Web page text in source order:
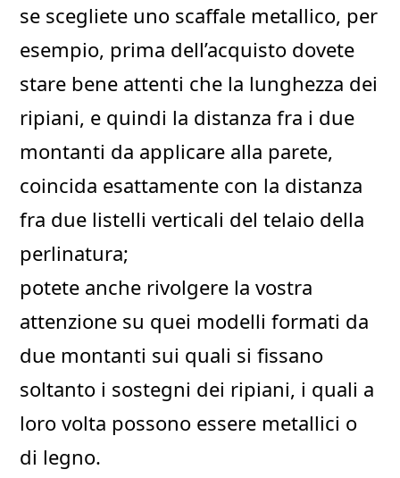
se scegliete uno scaffale metallico, per
esempio, prima dell’acquisto dovete
stare bene attenti che la lunghezza dei
ripiani, e quindi la distanza fra i due
montanti da applicare alla parete,
coincida esattamente con la distanza
fra due listelli verticali del telaio della
perlinatura;
potete anche rivolgere la vostra
attenzione su quei modelli formati da
due montanti sui quali si fissano
soltanto i sostegni dei ripiani, i quali a
loro volta possono essere metallici o
di legno.